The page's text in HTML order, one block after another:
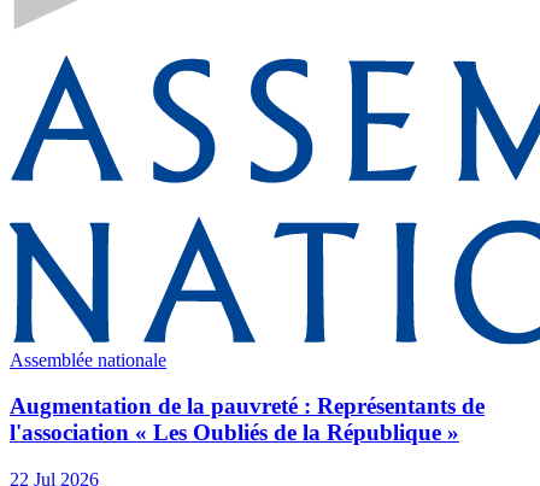
Assemblée nationale
Augmentation de la pauvreté : Représentants de
l'association « Les Oubliés de la République »
22 Jul 2026